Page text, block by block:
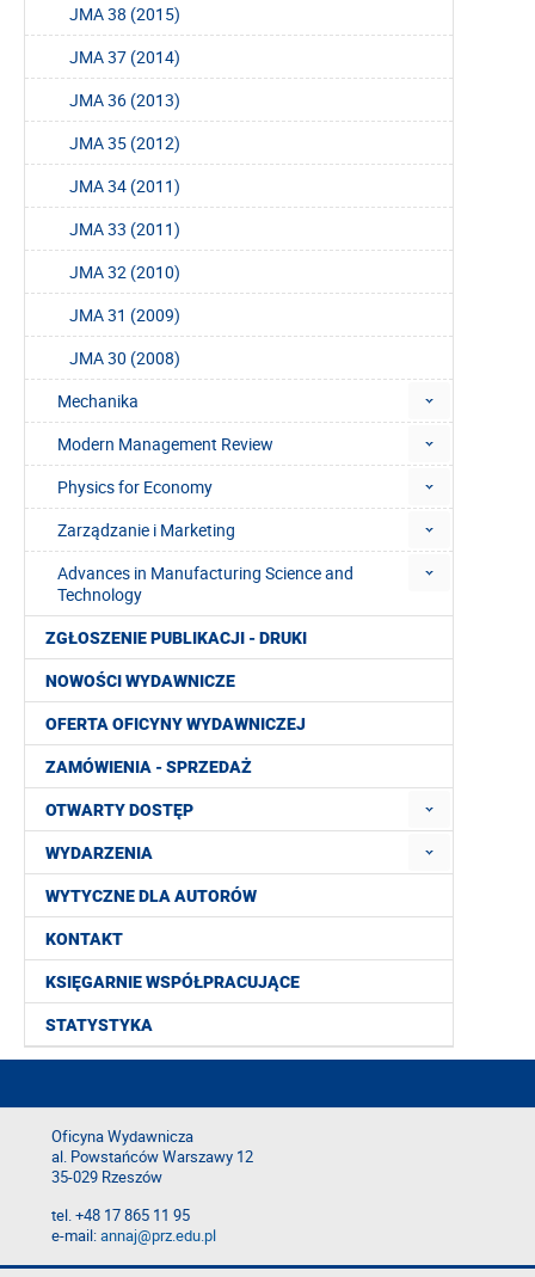
JMA 38 (2015)
JMA 37 (2014)
JMA 36 (2013)
JMA 35 (2012)
JMA 34 (2011)
JMA 33 (2011)
JMA 32 (2010)
JMA 31 (2009)
JMA 30 (2008)
Mechanika
Modern Management Review
Physics for Economy
Zarządzanie i Marketing
Advances in Manufacturing Science and
Technology
ZGŁOSZENIE PUBLIKACJI - DRUKI
NOWOŚCI WYDAWNICZE
OFERTA OFICYNY WYDAWNICZEJ
ZAMÓWIENIA - SPRZEDAŻ
OTWARTY DOSTĘP
WYDARZENIA
WYTYCZNE DLA AUTORÓW
KONTAKT
KSIĘGARNIE WSPÓŁPRACUJĄCE
STATYSTYKA
Oficyna Wydawnicza
al. Powstańców Warszawy 12
35-029 Rzeszów
tel. +48 17 865 11 95
e-mail:annaj@prz.edu.pl